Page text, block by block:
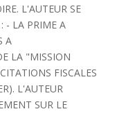
L'AUTEUR SE
- LA PRIME A
A
LA "MISSION
FISCALES
L'AUTEUR
SUR LE